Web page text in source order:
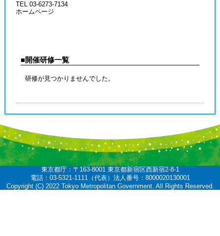
TEL 03-6273-7134
ホームページ
■開催研修一覧
研修が見つかりませんでした。
東京都庁：〒163-8001 東京都新宿区西新宿2-8-1
電話：03-5321-1111（代表）法人番号：8000020130001
Copyright (C) 2022 Tokyo Metropolitan Government. All Rights Reserved.